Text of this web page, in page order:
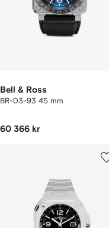
Bell & Ross
BR-03-93 45 mm
60 366 kr